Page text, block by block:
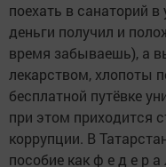
поехать в санаторий
деньги получил и
время забываешь), а
лекарством, хлопоты
бесплатной путёвке
при этом при­ходится
коррупции. В
пособие как ф е д е р